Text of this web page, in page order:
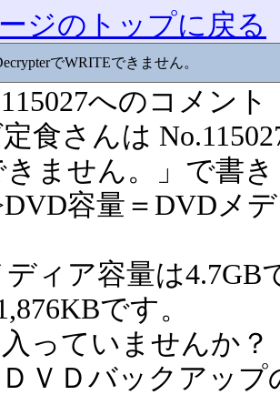
ジのトップに戻る
でWRITEできません。
へのコメント
食さんは
きません。」で書
容量＝DVDメ
ィア容量は4.7GB
です。
っていませんか？
ＶＤバックアッ